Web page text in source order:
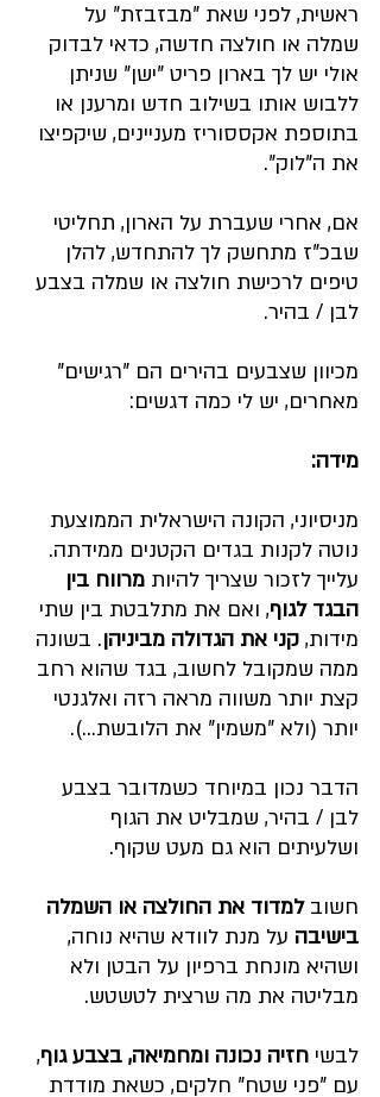
ראשית, לפני שאת "מבזבזת" על
שמלה או חולצה חדשה, כדאי לבדוק
אולי יש לך בארון פריט "ישן" שניתן
ללבוש אותו בשילוב חדש ומרענן או
בתוספת אקססוריז מעניינים, שיקפיצו
את ה"לוק".
אם, אחרי שעברת על הארון, תחליטי
שבכ"ז מתחשק לך להתחדש, להלן
טיפים לרכישת חולצה או שמלה בצבע
לבן / בהיר.
מכיוון שצבעים בהירים הם "רגישים"
מאחרים, יש לי כמה דגשים:
מידה:
מניסיוני, הקונה הישראלית הממוצעת
נוטה לקנות בגדים הקטנים ממידתה.
עלייך לזכור שצריך להיות מרווח בין
הבגד לגוף, ואם את מתלבטת בין שתי
מידות, קני את הגדולה מביניהן. בשונה
ממה שמקובל לחשוב, בגד שהוא רחב
קצת יותר משווה מראה רזה ואלגנטי
יותר (ולא "משמין" את הלובשת...).
הדבר נכון במיוחד כשמדובר בצבע
לבן / בהיר, שמבליט את הגוף
ושלעיתים הוא גם מעט שקוף.
חשוב למדוד את החולצה או השמלה
בישיבה על מנת לוודא שהיא נוחה,
ושהיא מונחת ברפיון על הבטן ולא
מבליטה את מה שרצית לטשטש.
לבשי חזיה נכונה ומחמיאה, בצבע גוף,
עם "פני שטח" חלקים, כשאת מודדת